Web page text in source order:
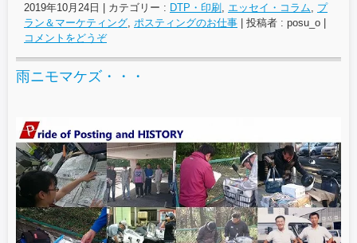
2019年10月24日 カテゴリー : DTP・印刷 エッセイ・コラム
プ
ラン＆マーケティング ポスティングのお仕事 投稿者 : posu_o
コメントをどうぞ
雨ニモマケズ・・・